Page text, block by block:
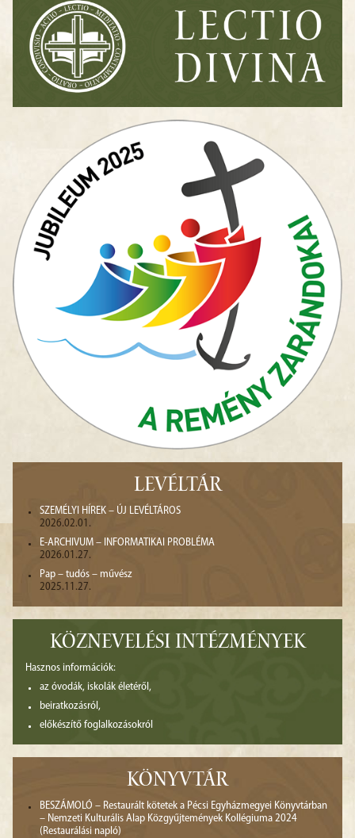
LEVÉLTÁR
SZEMÉLYI HÍREK – ÚJ LEVÉLTÁROS
2026.02.01.
E-ARCHIVUM – INFORMATIKAI PROBLÉMA
2026.01.27.
Pap – tudós – művész
2025.11.27.
KÖZNEVELÉSI INTÉZMÉNYEK
Hasznos információk:
az óvodák, iskolák életéről,
beiratkozásról,
előkészítő foglalkozásokról
KÖNYVTÁR
BESZÁMOLÓ – Restaurált kötetek a Pécsi Egyházmegyei Könyvtárban
– Nemzeti Kulturális Alap Közgyűjtemények Kollégiuma 2024
(Restaurálási napló)